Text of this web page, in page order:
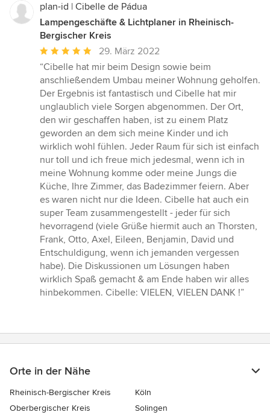
plan-id | Cibelle de Pádua
Lampengeschäfte & Lichtplaner in Rheinisch-
Bergischer Kreis
Durchschnittliche
Bewertung:
5
von
5
Sternen
29. März 2022
“Cibelle hat mir beim Design sowie beim
anschließendem Umbau meiner Wohnung geholfen.
Der Ergebnis ist fantastisch und Cibelle hat mir
unglaublich viele Sorgen abgenommen. Der Ort,
den wir geschaffen haben, ist zu einem Platz
geworden an dem sich meine Kinder und ich
wirklich wohl fühlen. Jeder Raum für sich ist einfach
nur toll und ich freue mich jedesmal, wenn ich in
meine Wohnung komme oder meine Jungs die
Küche, Ihre Zimmer, das Badezimmer feiern. Aber
es waren nicht nur die Ideen. Cibelle hat auch ein
super Team zusammengestellt - jeder für sich
hevorragend (viele Grüße hiermit auch an Thorsten,
Frank, Otto, Axel, Eileen, Benjamin, David und
Entschuldigung, wenn ich jemanden vergessen
habe). Die Diskussionen um Lösungen haben
wirklich Spaß gemacht & am Ende haben wir alles
hinbekommen. Cibelle: VIELEN, VIELEN DANK !”
Orte in der Nähe
Rheinisch-Bergischer Kreis
Köln
Oberbergischer Kreis
Solingen